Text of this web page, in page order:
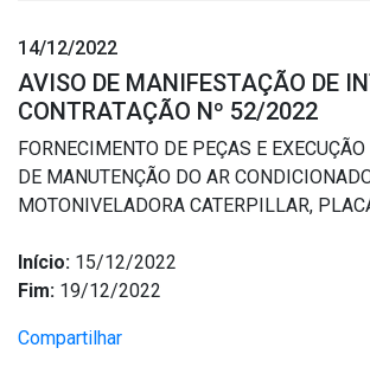
14/12/2022
AVISO DE MANIFESTAÇÃO DE
CONTRATAÇÃO Nº 52/2022
FORNECIMENTO DE PEÇAS E
DE MANUTENÇÃO DO AR
MOTONIVELADORA CATERPILLAR,
Início: 15/12/2022
Fim: 19/12/2022
Compartilhar